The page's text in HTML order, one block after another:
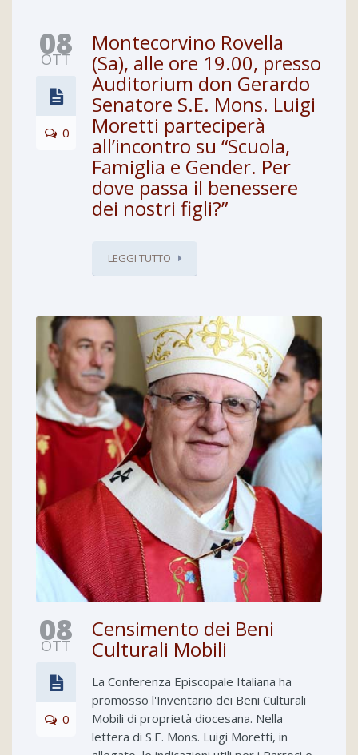
08
OTT
0
Montecorvino Rovella
(Sa), alle ore 19.00, presso
Auditorium don Gerardo
Senatore S.E. Mons. Luigi
Moretti parteciperà
all’incontro su “Scuola,
Famiglia e Gender. Per
dove passa il benessere
dei nostri figli?”
LEGGI TUTTO
08
OTT
0
Censimento dei Beni
Culturali Mobili
La Conferenza Episcopale Italiana ha
promosso l'Inventario dei Beni Culturali
Mobili di proprietà diocesana. Nella
lettera di S.E. Mons. Luigi Moretti, in